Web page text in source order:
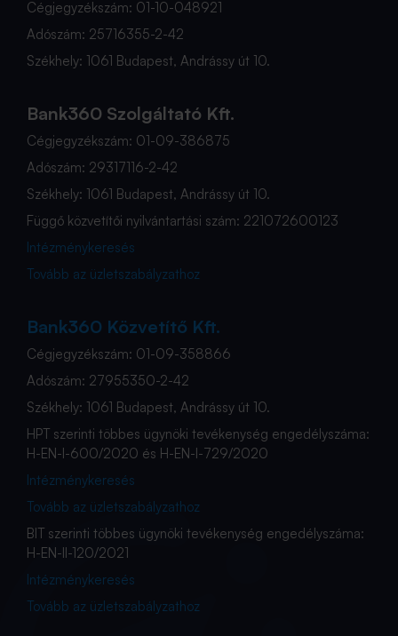
Cégjegyzékszám: 01-10-048921
Adószám: 25716355-2-42
Székhely: 1061 Budapest, Andrássy út 10.
Bank360 Szolgáltató Kft.
Cégjegyzékszám: 01-09-386875
Adószám: 29317116-2-42
Székhely: 1061 Budapest, Andrássy út 10.
Függő közvetítői nyilvántartási szám: 221072600123
Intézménykeresés
Tovább az üzletszabályzathoz
Bank360 Közvetítő Kft.
Cégjegyzékszám: 01-09-358866
Adószám: 27955350-2-42
Székhely: 1061 Budapest, Andrássy út 10.
HPT szerinti többes ügynöki tevékenység engedélyszáma:
H-EN-I-600/2020 és H-EN-I-729/2020
Intézménykeresés
Tovább az üzletszabályzathoz
BIT szerinti többes ügynöki tevékenység engedélyszáma:
H-EN-II-120/2021
Intézménykeresés
Tovább az üzletszabályzathoz